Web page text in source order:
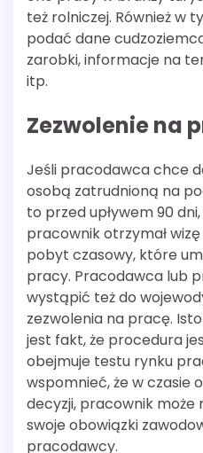
też rolniczej. Również w
podać dane
zarobki, informacje na
itp.
Zezwolenie na
Jeśli pracodawca chce
osobą zatrudnioną na
to przed upływem 90
pracownik otrzymał
pobyt czasowy, które
pracy. Pracodawca lub
wystąpić też do
zezwolenia na pracę.
jest fakt, że procedura
obejmuje testu rynku
wspomnieć, że w czasie
decyzji, pracownik
swoje obowiązki
pracodawcy.